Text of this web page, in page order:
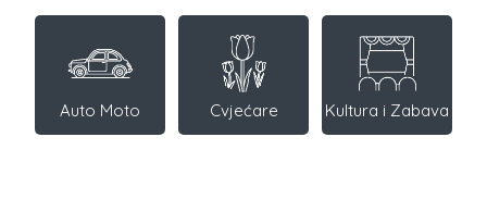
Auto Moto Cvjećare Kultura i Zabava